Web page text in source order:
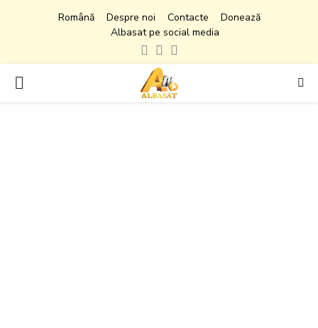
Română Despre noi Contacte
Donează
Albasat pe social media
Facebook
Instagram
PRIMARY